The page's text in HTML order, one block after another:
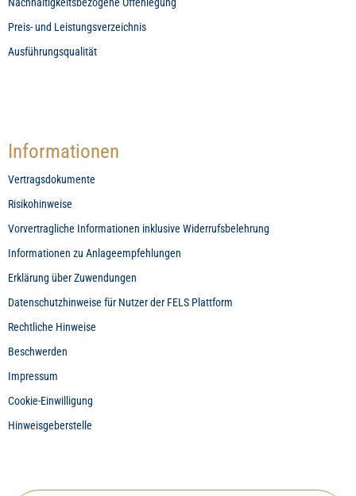
Nachhaltigkeitsbezogene Offenlegung
Preis- und Leistungsverzeichnis
Ausführungsqualität
Informationen
Vertragsdokumente
Risikohinweise
Vorvertragliche Informationen inklusive Widerrufsbelehrung
Informationen zu Anlageempfehlungen
Erklärung über Zuwendungen
Datenschutzhinweise für Nutzer der FELS Plattform
Rechtliche Hinweise
Beschwerden
Impressum
Cookie-Einwilligung
Hinweisgeberstelle